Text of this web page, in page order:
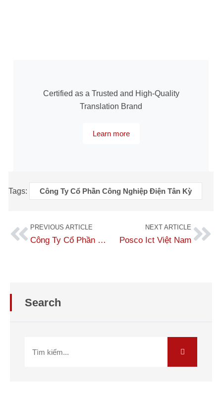
Certified as a Trusted and High-Quality
Translation Brand
Learn more
Tags: Công Ty Cổ Phần Công Nghiệp Điện Tân Kỳ
PREVIOUS ARTICLE
Công Ty Cổ Phần Thương Mại Hà Anh
NEXT ARTICLE
Posco Ict Việt Nam
Search